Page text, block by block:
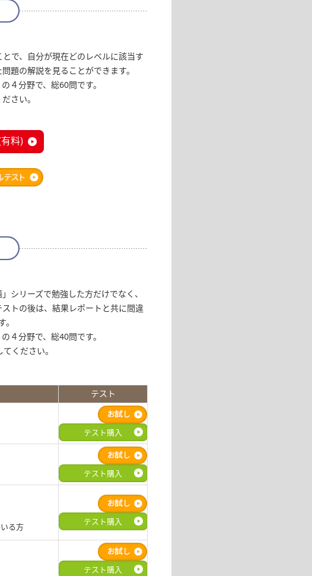
で、自分が現在どのレベルに該当す
題の解説を見ることができます。
４分野で、総60問です。
さい。
料)
シリーズで勉強した方だけでなく、
トの後は、結果レポートと共に間違
４分野で、総40問です。
ください。
テスト
テスト購入
テスト購入
る方
テスト購入
テスト購入